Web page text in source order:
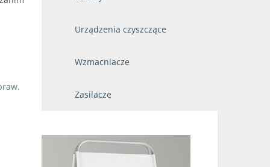
Urządzenia czyszczące
Wzmacniacze
Zasilacze